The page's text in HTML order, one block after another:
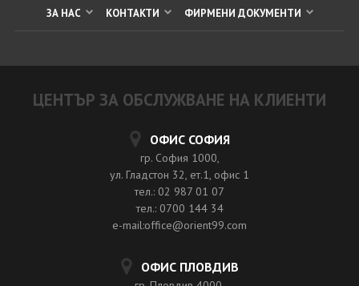
ЗА НАС КОНТАКТИ ФИРМЕНИ ДОКУМЕНТИ
ЦЕНТЪР ЗА ОБСЛУЖВАНЕ НА КЛИЕНТИ
ОФИС СОФИЯ
гр. София 1000,
ул. Гладстон 32, ет.1, офис 1
тел.: 02 987 01 07
тел.: 0700 144 34
e-mail:office@orient99.com
ОФИС ПЛОВДИВ